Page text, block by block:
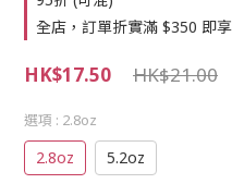
全店，訂單折實滿 $350 即
HK$21.00
HK$17.50
選項 : 2.8oz
2.8oz 5.2oz